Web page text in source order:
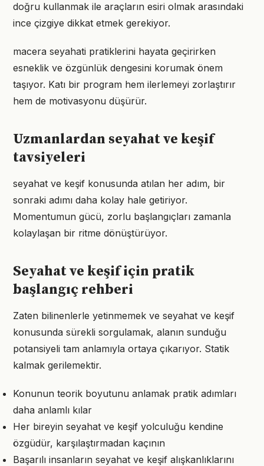
doğru kullanmak ile araçların esiri olmak arasındaki
ince çizgiye dikkat etmek gerekiyor.
macera seyahati pratiklerini hayata geçirirken
esneklik ve özgünlük dengesini korumak önem
taşıyor. Katı bir program hem ilerlemeyi zorlaştırır
hem de motivasyonu düşürür.
Uzmanlardan seyahat ve keşif
tavsiyeleri
seyahat ve keşif konusunda atılan her adım, bir
sonraki adımı daha kolay hale getiriyor.
Momentumun gücü, zorlu başlangıçları zamanla
kolaylaşan bir ritme dönüştürüyor.
Seyahat ve keşif için pratik
başlangıç rehberi
Zaten bilinenlerle yetinmemek ve seyahat ve keşif
konusunda sürekli sorgulamak, alanın sunduğu
potansiyeli tam anlamıyla ortaya çıkarıyor. Statik
kalmak gerilemektir.
Konunun teorik boyutunu anlamak pratik adımları
daha anlamlı kılar
Her bireyin seyahat ve keşif yolculuğu kendine
özgüdür, karşılaştırmadan kaçının
Başarılı insanların seyahat ve keşif alışkanlıklarını